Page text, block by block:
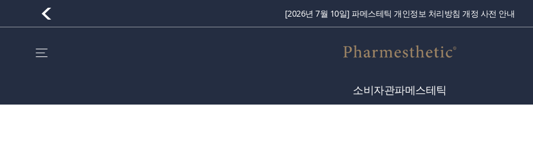
[2026년 7월 10일] 파메스테틱 개인정보 처리방침 개정 사전 안내
소비자관파메스테틱